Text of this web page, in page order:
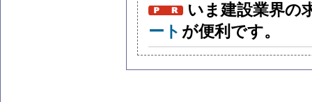
いま建設業界の
ート が便利です。